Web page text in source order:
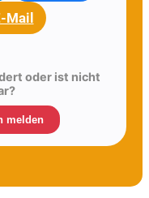
Mail
oder ist nicht
melden